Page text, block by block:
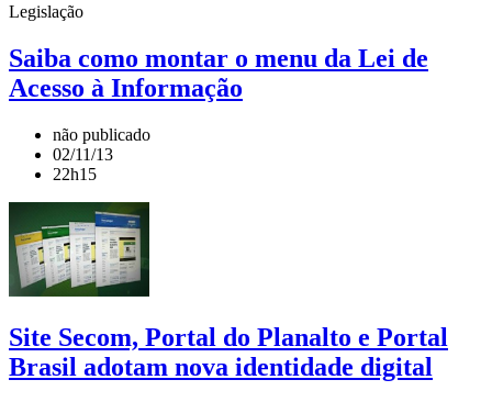
Legislação
Saiba como montar o menu da Lei de
Acesso à Informação
não publicado
02/11/13
22h15
Site Secom, Portal do Planalto e Portal
Brasil adotam nova identidade digital